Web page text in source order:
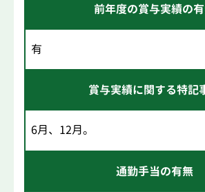
前年度の賞与実績の
有
賞与実績に関する特記
6月、12月。
通勤手当の有無